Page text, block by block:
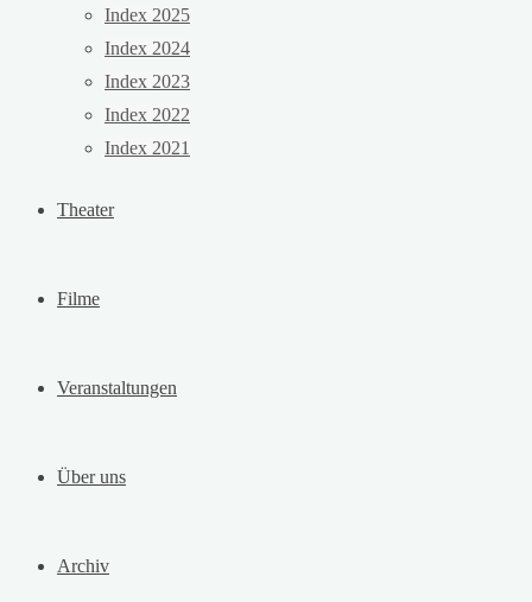
Index 2025
Index 2024
Index 2023
Index 2022
Index 2021
Theater
Filme
Veranstaltungen
Über uns
Archiv